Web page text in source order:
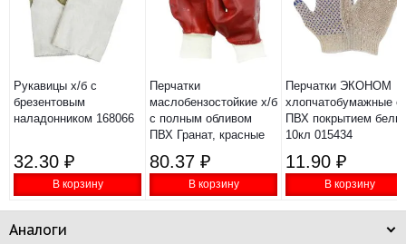
Рукавицы х/б с
брезентовым
наладонником 168066
32.30 ₽
В корзину
Перчатки
маслобензостойкие х/б
с полным обливом
ПВХ Гранат, красные
80.37 ₽
В корзину
Перчатки ЭКОНОМ
хлопчатобумажные с
ПВХ покрытием
10кл 015434
11.90 ₽
В корзину
Аналоги